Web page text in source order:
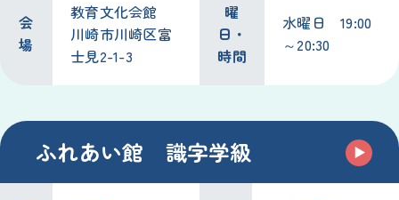
会
場
教育文化会館
川崎市川崎区富
士見2-1-3
曜
日・
時間
水曜日 19:00
～20:30
ふれあい館 識字学級